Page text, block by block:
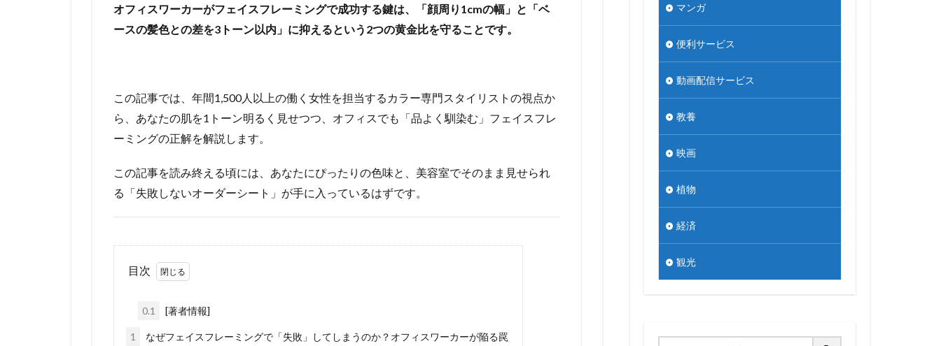
オフィスワーカーがフェイスフレーミングで成功する鍵は、「顔周り1cmの幅」と「ベ
ースの髪色との差を3トーン以内」に抑えるという2つの黄金比を守ることです。
この記事では、年間1,500人以上の働く女性を担当するカラー専門スタイリストの視点か
ら、あなたの肌を1トーン明るく見せつつ、オフィスでも「品よく馴染む」フェイスフレ
ーミングの正解を解説します。
この記事を読み終える頃には、あなたにぴったりの色味と、美容室でそのまま見せられ
る「失敗しないオーダーシート」が手に入っているはずです。
目次
0.1 [著者情報]
1 なぜフェイスフレーミングで「失敗」してしまうのか？オフィスワーカーが陥る罠
マンガ
便利サービス
動画配信サービス
教養
映画
植物
経済
観光